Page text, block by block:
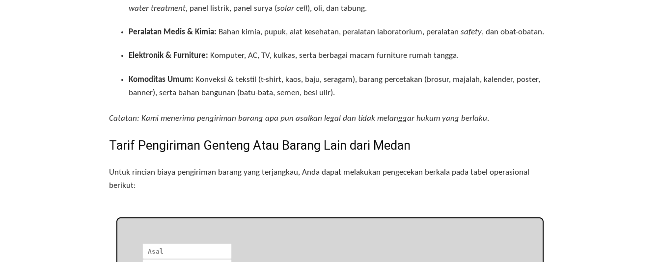
water treatment, panel listrik, panel surya (solar cell), oli, dan tabung.
Peralatan Medis & Kimia: Bahan kimia, pupuk, alat kesehatan, peralatan laboratorium, peralatan safety, dan obat-obatan.
Elektronik & Furniture: Komputer, AC, TV, kulkas, serta berbagai macam furniture rumah tangga.
Komoditas Umum: Konveksi & tekstil (t-shirt, kaos, baju, seragam), barang percetakan (brosur, majalah, kalender, poster,
banner), serta bahan bangunan (batu-bata, semen, besi ulir).
Catatan: Kami menerima pengiriman barang apa pun asalkan legal dan tidak melanggar hukum yang berlaku.
Tarif Pengiriman Genteng Atau Barang Lain dari Medan
Untuk rincian biaya pengiriman barang yang terjangkau, Anda dapat melakukan pengecekan berkala pada tabel operasional
berikut: